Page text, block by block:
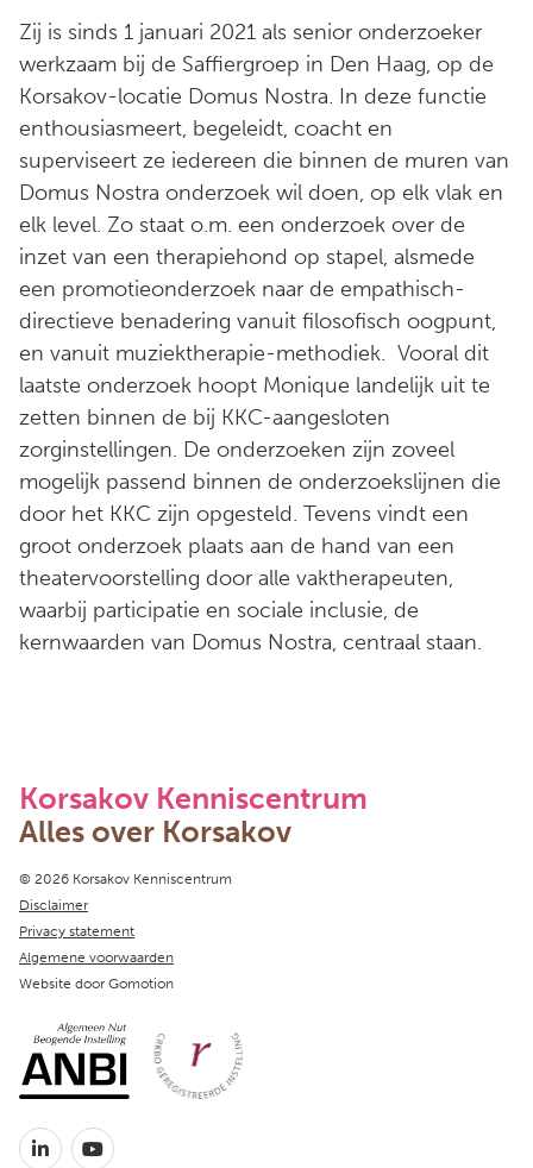
Zij is sinds 1 januari 2021 als senior onderzoeker
werkzaam bij de Saffiergroep in Den Haag, op de
Korsakov-locatie Domus Nostra. In deze functie
enthousiasmeert, begeleidt, coacht en
superviseert ze iedereen die binnen de muren van
Domus Nostra onderzoek wil doen, op elk vlak en
elk level. Zo staat o.m. een onderzoek over de
inzet van een therapiehond op stapel, alsmede
een promotieonderzoek naar de empathisch-
directieve benadering vanuit filosofisch oogpunt,
en vanuit muziektherapie-methodiek. Vooral dit
laatste onderzoek hoopt Monique landelijk uit te
zetten binnen de bij KKC-aangesloten
zorginstellingen. De onderzoeken zijn zoveel
mogelijk passend binnen de onderzoekslijnen die
door het KKC zijn opgesteld. Tevens vindt een
groot onderzoek plaats aan de hand van een
theatervoorstelling door alle vaktherapeuten,
waarbij participatie en sociale inclusie, de
kernwaarden van Domus Nostra, centraal staan.
Korsakov Kenniscentrum
Alles over Korsakov
Copyright navigation
© 2026 Korsakov Kenniscentrum
Disclaimer
Privacy statement
Algemene voorwaarden
Website door Gomotion